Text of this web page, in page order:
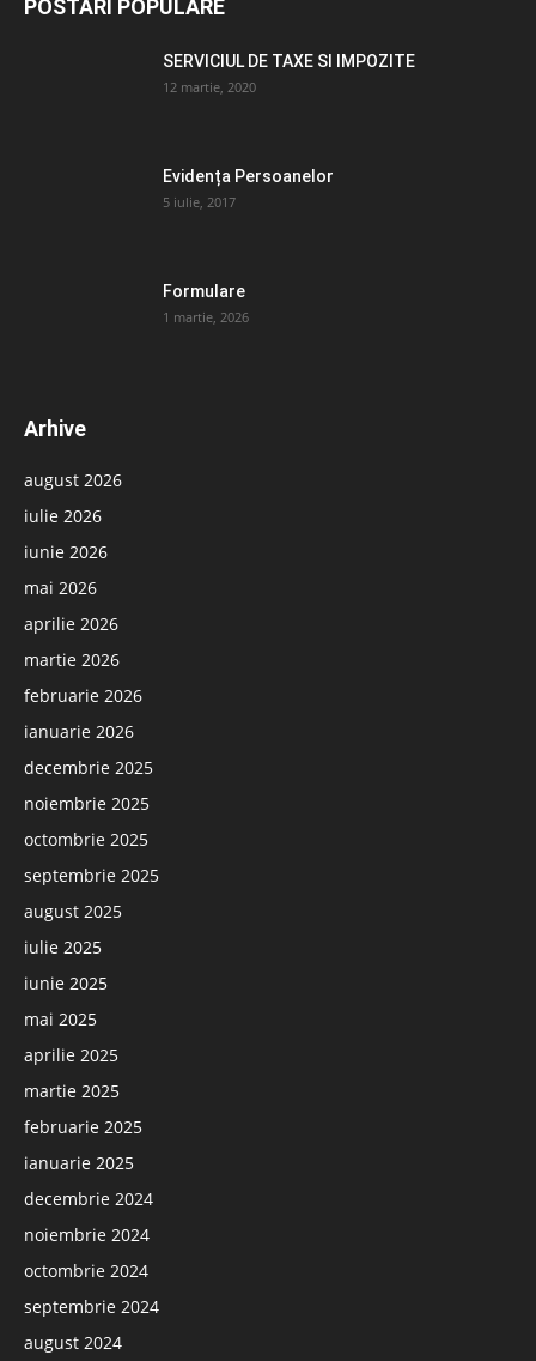
POSTĂRI POPULARE
SERVICIUL DE TAXE SI IMPOZITE
12 martie, 2020
Evidența Persoanelor
5 iulie, 2017
Formulare
1 martie, 2026
Arhive
august 2026
iulie 2026
iunie 2026
mai 2026
aprilie 2026
martie 2026
februarie 2026
ianuarie 2026
decembrie 2025
noiembrie 2025
octombrie 2025
septembrie 2025
august 2025
iulie 2025
iunie 2025
mai 2025
aprilie 2025
martie 2025
februarie 2025
ianuarie 2025
decembrie 2024
noiembrie 2024
octombrie 2024
septembrie 2024
august 2024